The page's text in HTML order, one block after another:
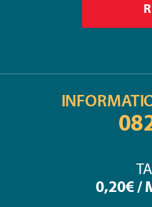
0,20€ /